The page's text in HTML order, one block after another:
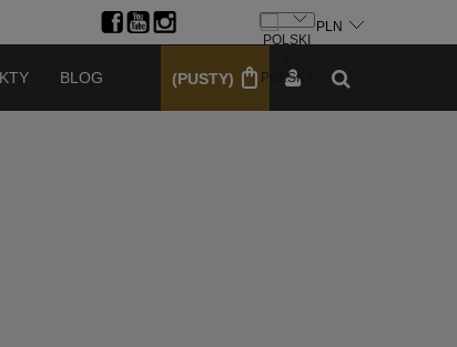
ZAREJESTRUJ SIĘ ZALOGUJ SIĘ
(PUSTY)
BLOG